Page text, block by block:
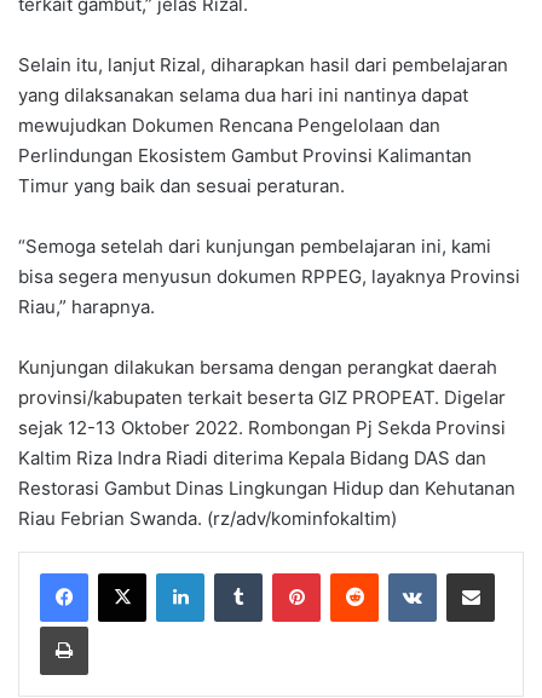
Selain itu, lanjut Rizal, diharapkan hasil dari pembelajaran
yang dilaksanakan selama dua hari ini nantinya dapat
mewujudkan Dokumen Rencana Pengelolaan dan
Perlindungan Ekosistem Gambut Provinsi Kalimantan
Timur yang baik dan sesuai peraturan.
“Semoga setelah dari kunjungan pembelajaran ini, kami
bisa segera menyusun dokumen RPPEG, layaknya Provinsi
Riau,” harapnya.
Kunjungan dilakukan bersama dengan perangkat daerah
provinsi/kabupaten terkait beserta GIZ PROPEAT. Digelar
sejak 12-13 Oktober 2022. Rombongan Pj Sekda Provinsi
Kaltim Riza Indra Riadi diterima Kepala Bidang DAS dan
Restorasi Gambut Dinas Lingkungan Hidup dan Kehutanan
Riau Febrian Swanda. (rz/adv/kominfokaltim)